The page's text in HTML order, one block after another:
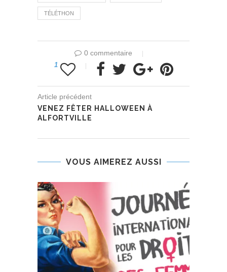
TÉLÉTHON
0 commentaire
1
Article précédent
VENEZ FÊTER HALLOWEEN À
ALFORTVILLE
VOUS AIMEREZ AUSSI